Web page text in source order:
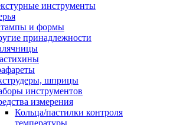
инструменты
и формы
принадлежности
шприцы
инструментов
измерения
Кольца/пастилки контроля
температуры